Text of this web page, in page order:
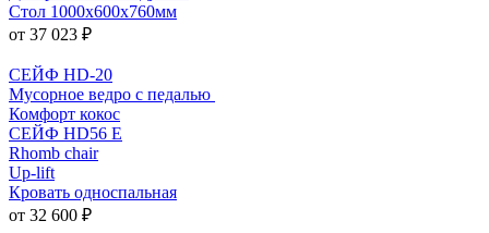
Стол 1000х600х760мм
от 37 023 ₽
СЕЙФ HD-20
Мусорное ведро с педалью
Комфорт кокос
СЕЙФ HD56 E
Rhomb chair
Up-lift
Кровать односпальная
от 32 600 ₽